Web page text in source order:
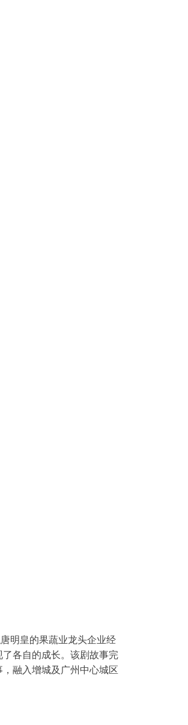
明皇的果蔬业龙头企业经
各自的成长。 该剧故事完
融入增城及广州中心城区